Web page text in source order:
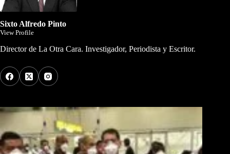
Sixto Alfredo Pinto
View Profile
Director de La Otra Cara. Investigador, Periodista y Escritor.